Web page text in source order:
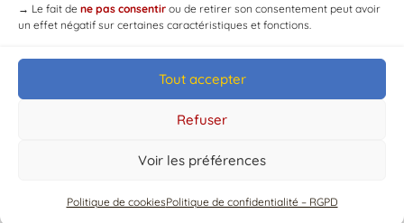
→ Le fait de ne pas consentir ou de retirer son consentement peut avoir
un effet négatif sur certaines caractéristiques et fonctions.
Tout accepter
Refuser
Voir les préférences
Politique de cookiesPolitique de confidentialité – RGPD
© Mairie de Chaource [2004-2024] | Tous droits réservés.
Developed byWEB3-DESIGN